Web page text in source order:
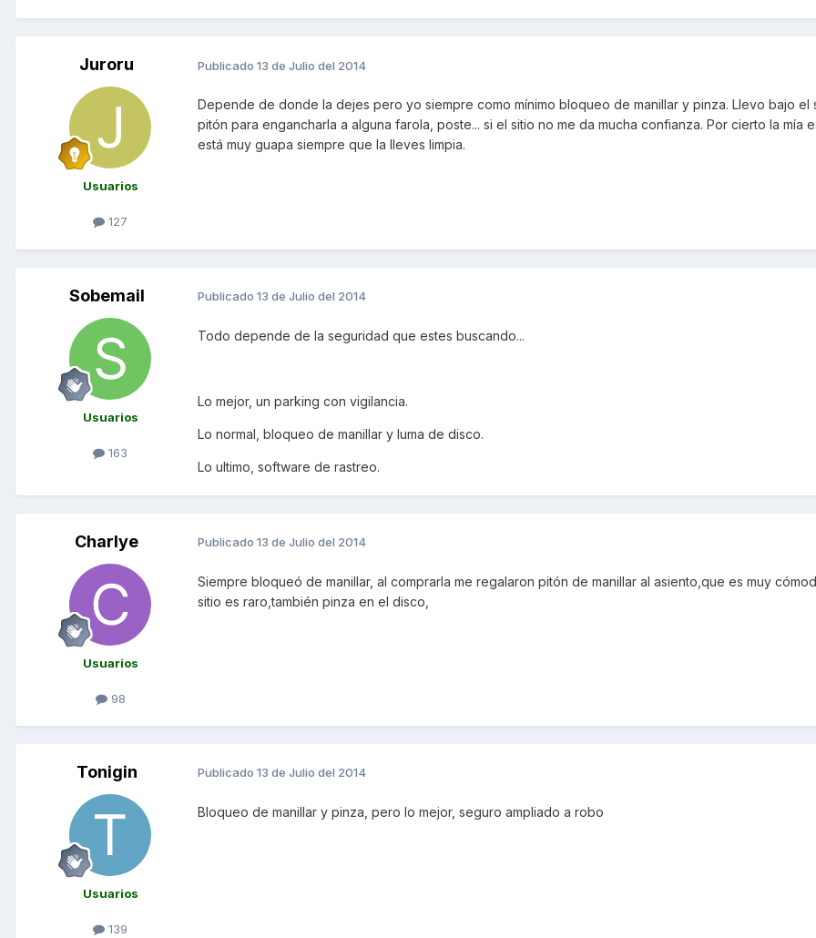
Juroru
Usuarios
127
Publicado 13 de Julio del 2014
Depende de donde la dejes pero yo siempre como mínimo bloqueo de manillar y pinza. Llevo bajo el
pitón para engancharla a alguna farola, poste... si el sitio no me da mucha confianza. Por cierto la mía
está muy guapa siempre que la lleves limpia.
Sobemail
Usuarios
163
Publicado 13 de Julio del 2014
Todo depende de la seguridad que estes buscando...
Lo mejor, un parking con vigilancia.
Lo normal, bloqueo de manillar y luma de disco.
Lo ultimo, software de rastreo.
Charlye
Usuarios
98
Publicado 13 de Julio del 2014
Siempre bloqueó de manillar, al comprarla me regalaron pitón de manillar al asiento,que es muy
sitio es raro,también pinza en el disco,
Tonigin
Usuarios
139
Publicado 13 de Julio del 2014
Bloqueo de manillar y pinza, pero lo mejor, seguro ampliado a robo